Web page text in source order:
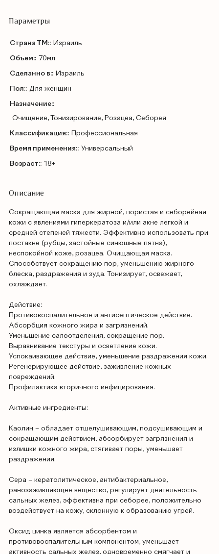
Параметры
Страна ТМ:: Израиль
Объем:: 70мл
Сделанно в:: Израиль
Пол:: Для женщин
Назначение::
Очищение, Тонизирование, Розацеа, Себорея
Классификация:: Профессиональная
Время применения:: Универсальный
Возраст:: 18+
Описание
Сокращающая маска для жирной, пористая и себорейная
кожи с явлениями гиперкератоза и/или акне легкой и
средней степеней тяжести. Эффективно использовать при
постакне (рубцы, застойные синюшные пятна),
неспокойной коже, розацеа. Очищающая маска.
Способствует сокращению пор, уменьшению жирного
блеска, раздражения и зуда. Тонизирует, освежает,
охлаждает.
Действие:
Противовоспалительное и антисептическое действие.
Абсорбция кожного жира и загрязнений.
Уменьшение салоотделения, сокращение пор.
Выравнивание текстуры и осветление кожи.
Успокаивающее действие, уменьшение раздражения кожи.
Регенерирующее действие, заживление кожных
повреждений.
Профилактика вторичного инфицирования.
Активные ингредиенты:
Каолин – обладает отшелушивающим, подсушивающим и
сокращающим действием, абсорбирует загрязнения и
излишки кожного жира, стягивает поры, уменьшает
раздражения.
Сера – кератолитическое, антибактериальное,
ранозаживляющее вещество, регулирует деятельность
сальных желез, эффективна при себорее, положительно
воздействует на кожу, склонную к образованию угрей.
Оксид цинка является абсорбентом и
противовоспалительным компонентом, уменьшает
активность сальных желез, одновременно смягчает и